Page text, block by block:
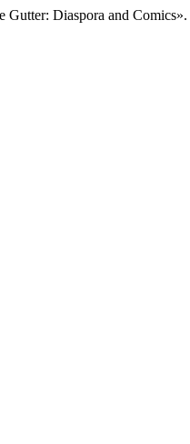
Diaspora and Comics».